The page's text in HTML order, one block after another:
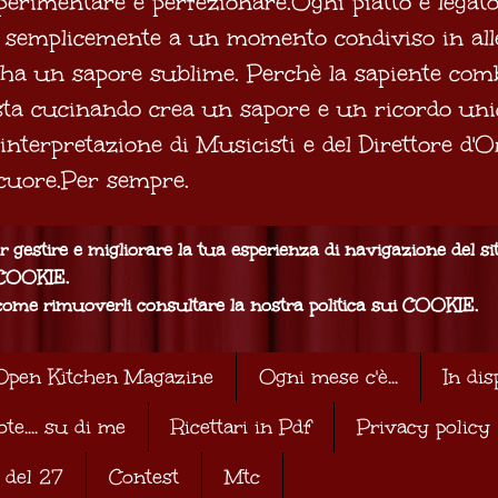
a un momento condiviso in
un sapore sublime. Perchè la sapiente
cucinando crea un sapore e un ricordo
di Musicisti e del Direttore
sempre.
gestire e migliorare la tua esperienza di navigazione del
rimuoverli consultare la nostra politica sui COOKIE.
Kitchen Magazine Ogni mese c'è...
In
su di me
Ricettari in Pdf
Privacy policy
27
Contest Mtc